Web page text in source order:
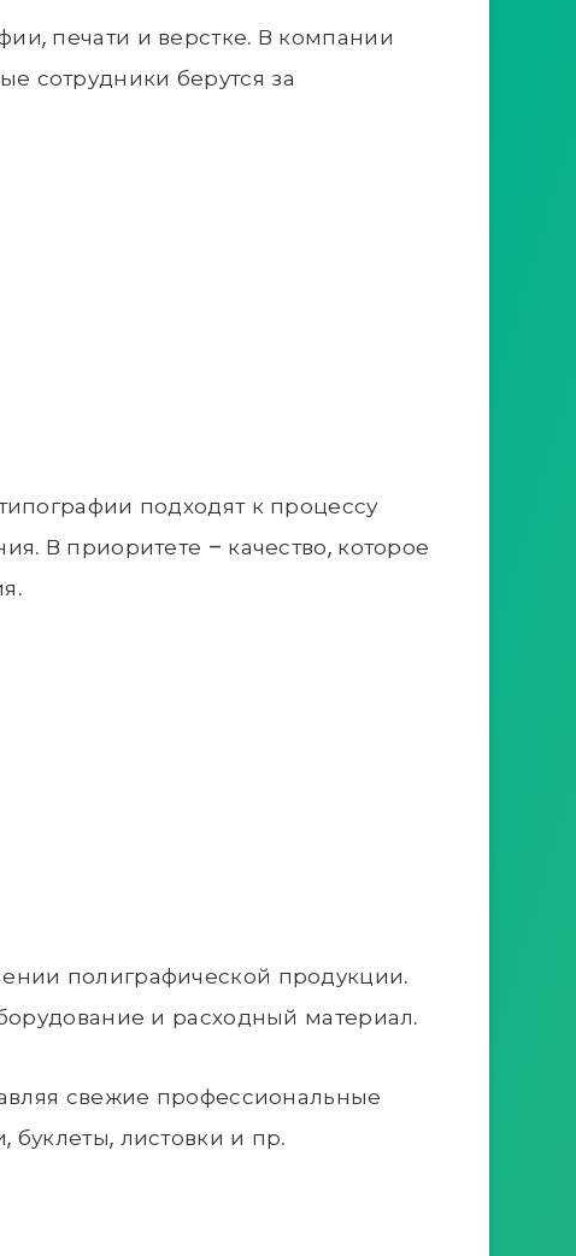
печати и верстке. В компании
сотрудники берутся за
подходят к процессу
В приоритете – качество, которое
полиграфической продукции.
и расходный материал.
свежие профессиональные
листовки и пр.